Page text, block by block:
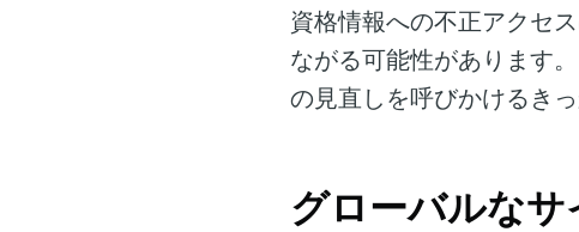
資格情報への不正アクセ
ながる可能性があります
の見直しを呼びかけるき
グローバルな